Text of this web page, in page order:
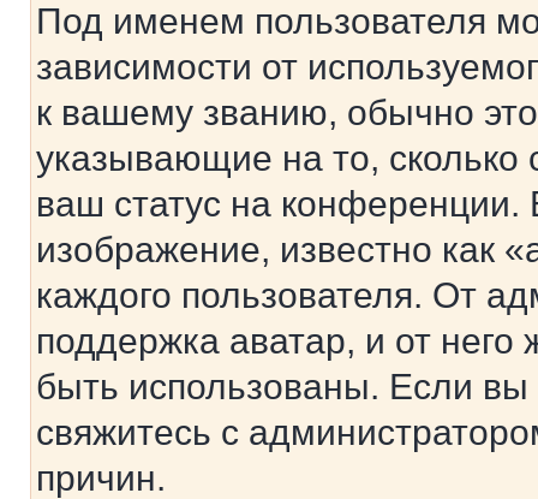
Под именем пользователя
зависимости от
к вашему званию, обычно это
указывающие на то,
ваш статус на
изображение, известно как
каждого пользователя. От
поддержка аватар, и от него
быть использованы. Если
свяжитесь с
причин.